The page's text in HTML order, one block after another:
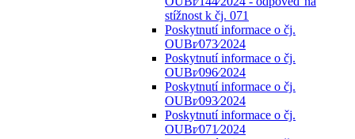
stížnost k čj. 071
Poskytnutí informace o čj.
OUBr⁄073⁄2024
Poskytnutí informace o čj.
OUBr⁄096⁄2024
Poskytnutí informace o čj.
OUBr⁄093⁄2024
Poskytnutí informace o čj.
OUBr⁄071⁄2024